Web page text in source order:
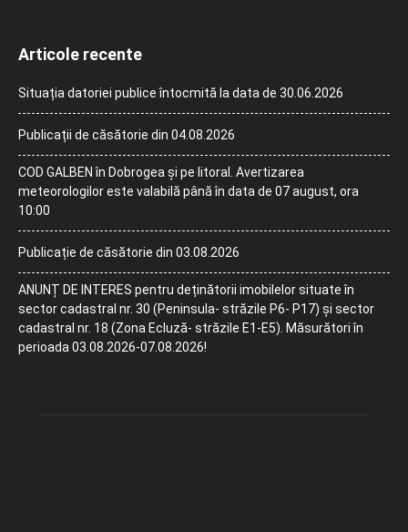
Articole recente
Situația datoriei publice întocmită la data de 30.06.2026
Publicații de căsătorie din 04.08.2026
COD GALBEN în Dobrogea și pe litoral. Avertizarea
meteorologilor este valabilă până în data de 07 august, ora
10:00
Publicație de căsătorie din 03.08.2026
ANUNȚ DE INTERES pentru deținătorii imobilelor situate în
sector cadastral nr. 30 (Peninsula- străzile P6- P17) și sector
cadastral nr. 18 (Zona Ecluză- străzile E1-E5). Măsurători în
perioada 03.08.2026-07.08.2026!